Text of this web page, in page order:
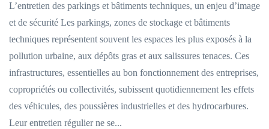
L’entretien des parkings et bâtiments techniques, un enjeu d’image
et de sécurité Les parkings, zones de stockage et bâtiments
techniques représentent souvent les espaces les plus exposés à la
pollution urbaine, aux dépôts gras et aux salissures tenaces. Ces
infrastructures, essentielles au bon fonctionnement des entreprises,
copropriétés ou collectivités, subissent quotidiennement les effets
des véhicules, des poussières industrielles et des hydrocarbures.
Leur entretien régulier ne se...